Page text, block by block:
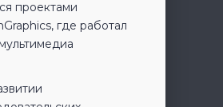
проектами
где работал